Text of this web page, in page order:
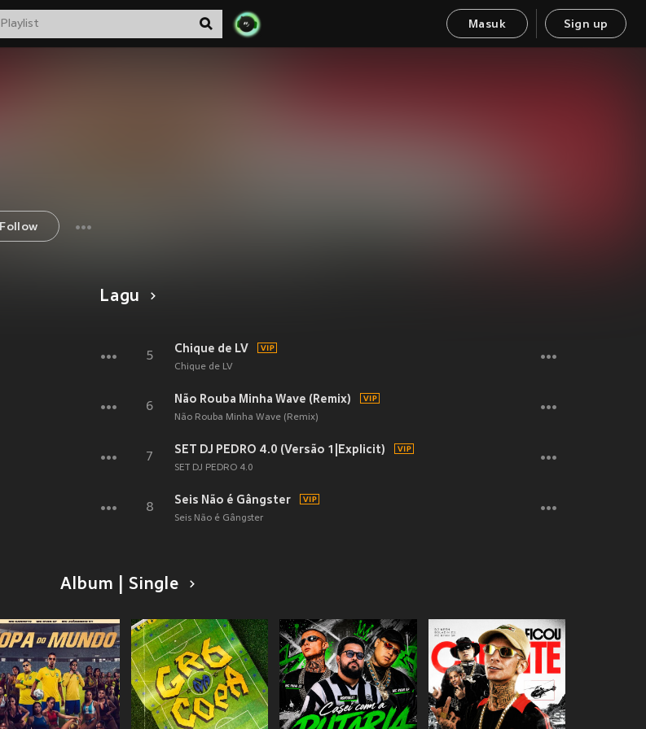
Masuk Sign up
Follow
Lagu
5
Chique de LV
Chique de LV
6
Não Rouba Minha Wave (Remix)
Não Rouba Minha Wave (Remix)
7
SET DJ PEDRO 4.0 (Versão 1|Explicit)
SET DJ PEDRO 4.0
8
Seis Não é Gângster
Seis Não é Gângster
Album | Single